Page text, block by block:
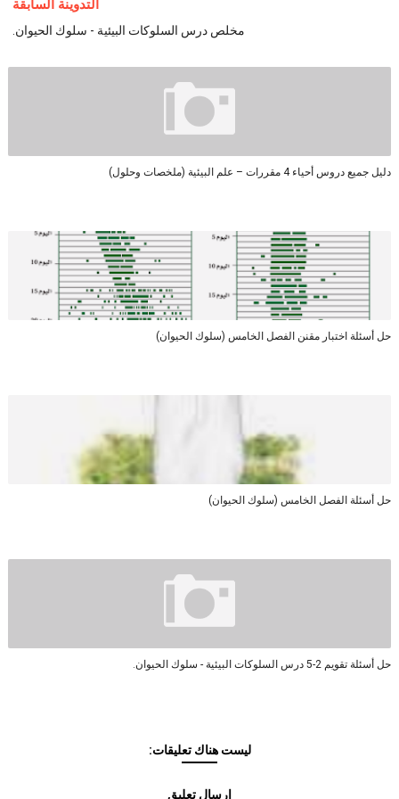
التدوينة السابقة
مخلص درس السلوكات البيئية - سلوك الحيوان.
دليل جميع دروس أحياء 4 مقررات – علم البيئية (ملخصات وحلول)
حل أسئلة اختبار مقنن الفصل الخامس (سلوك الحيوان)
حل أسئلة الفصل الخامس (سلوك الحيوان)
حل أسئلة تقويم 2-5 درس السلوكات البيئية - سلوك الحيوان.
ليست هناك تعليقات:
إرسال تعليق